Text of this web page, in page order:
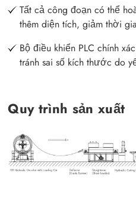
Tất cả công đoạn có thể
thêm diện tích, giảm thời
Bộ điều khiển PLC chính
tránh sai số kích thước do
Quy trình sản xuất